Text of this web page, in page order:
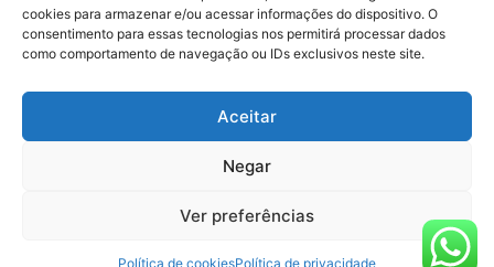
cookies para armazenar e/ou acessar informações do dispositivo. O
consentimento para essas tecnologias nos permitirá processar dados
como comportamento de navegação ou IDs exclusivos neste site.
Aceitar
Negar
Ver preferências
Política de cookiesPolítica de privacidade
© Copyright 2026, Todos os direitos reservados |